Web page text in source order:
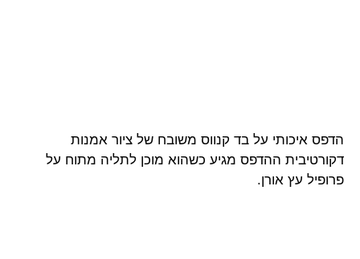
הדפס איכותי על בד קנווס משובח של ציור אמנות
דקורטיבית ההדפס מגיע כשהוא מוכן לתליה מתוח על
פרופיל עץ אורן.